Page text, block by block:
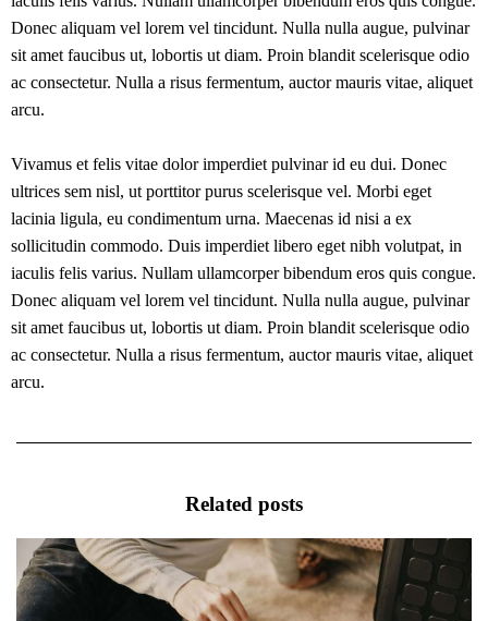
Donec aliquam vel lorem vel tincidunt. Nulla nulla augue, pulvinar
sit amet faucibus ut, lobortis ut diam. Proin blandit scelerisque odio
ac consectetur. Nulla a risus fermentum, auctor mauris vitae, aliquet
arcu.
Vivamus et felis vitae dolor imperdiet pulvinar id eu dui. Donec
ultrices sem nisl, ut porttitor purus scelerisque vel. Morbi eget
lacinia ligula, eu condimentum urna. Maecenas id nisi a ex
sollicitudin commodo. Duis imperdiet libero eget nibh volutpat, in
iaculis felis varius. Nullam ullamcorper bibendum eros quis congue.
Donec aliquam vel lorem vel tincidunt. Nulla nulla augue, pulvinar
sit amet faucibus ut, lobortis ut diam. Proin blandit scelerisque odio
ac consectetur. Nulla a risus fermentum, auctor mauris vitae, aliquet
arcu.
Related posts